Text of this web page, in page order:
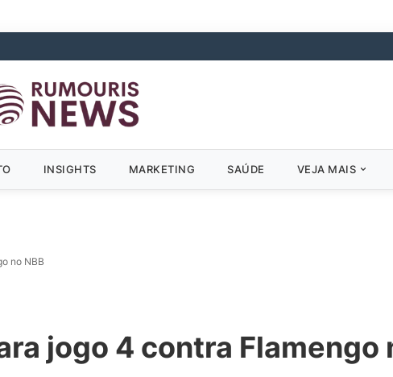
INSIGHTS MARKETING SAÚDE VEJA MAIS
no NBB
jogo 4 contra Flamengo